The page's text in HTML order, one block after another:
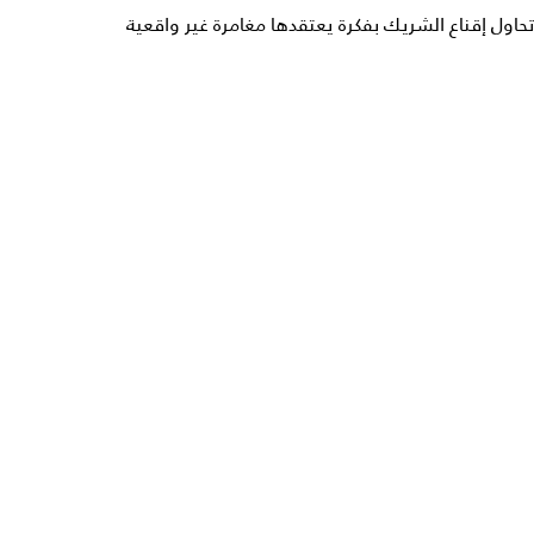
تحاول إقناع الشريك بفكرة يعتقدها مغامرة غير واقعية